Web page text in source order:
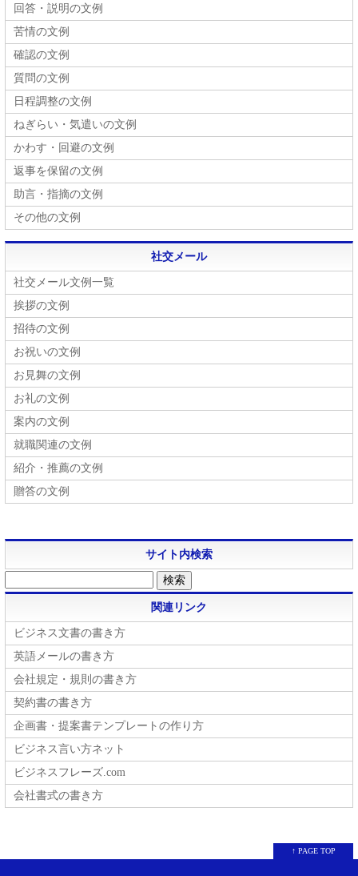
回答・説明の文例
苦情の文例
確認の文例
質問の文例
日程調整の文例
ねぎらい・気遣いの文例
かわす・回避の文例
返事を保留の文例
助言・指摘の文例
その他の文例
社交メール
社交メール文例一覧
挨拶の文例
招待の文例
お祝いの文例
お見舞の文例
お礼の文例
案内の文例
就職関連の文例
紹介・推薦の文例
贈答の文例
サイト内検索
関連リンク
ビジネス文書の書き方
英語メールの書き方
会社規定・規則の書き方
契約書の書き方
企画書・提案書テンプレートの作り方
ビジネス言い方ネット
ビジネスフレーズ.com
会社書式の書き方
↑ PAGE TOP